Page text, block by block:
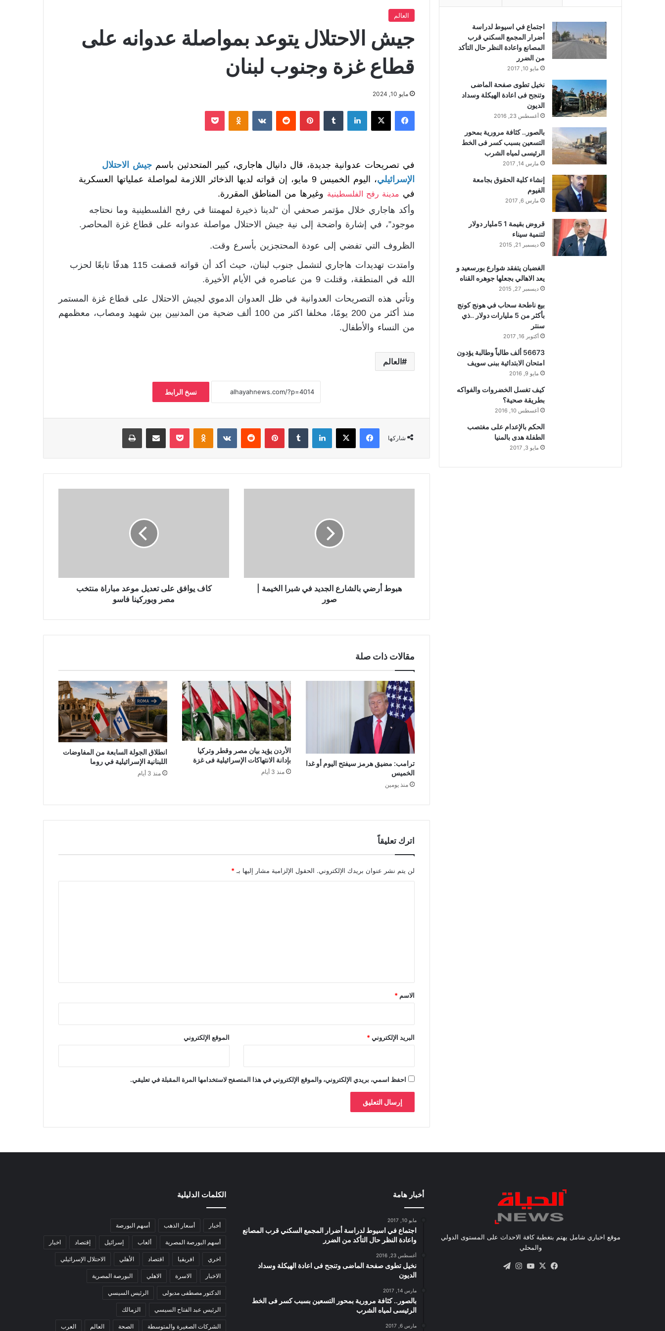
العالم
جيش الاحتلال يتوعد بمواصلة عدوانه على
قطاع غزة وجنوب لبنان
مايو 10, 2024
فيسبوك لينكدإن بينتيريست
في تصريحات عدوانية جديدة، قال دانيال هاجاري، كبير المتحدثين باسم جيش الاحتلال
الإسرائيلي
، اليوم الخميس 9 مايو، إن قواته لديها الذخائر اللازمة لمواصلة عملياتها العسكرية
في مدينة رفح الفلسطينية وغيرها من المناطق المقررة.
وأكد هاجاري خلال مؤتمر صحفي أن “لدينا ذخيرة لمهمتنا في رفح الفلسطينية وما نحتاجه
موجود”، في إشارة واضحة إلى نية جيش الاحتلال مواصلة عدوانه على قطاع غزة المحاصر.
الظروف التي تفضي إلى عودة المحتجزين بأسرع وقت.
وامتدت تهديدات هاجاري لتشمل جنوب لبنان، حيث أكد أن قواته قصفت 115 هدفًا تابعًا لحزب
الله في المنطقة، وقتلت 9 من عناصره في الأيام الأخيرة.
وتأتي هذه التصريحات العدوانية في ظل العدوان الدموي لجيش الاحتلال على قطاع غزة المستمر
منذ أكثر من 200 يومًا، مخلفا اكثر من 100 ألف ضحية من المدنيين بين شهيد ومصاب، معظمهم
من النساء والأطفال.
العالم
نسخ الرابط
شاركها
فيسبوك لينكدإن بينتيريست بوكيت
هبوط أرضي بالشارع الجديد في شبرا الخيمة |
صور
كاف يوافق على تعديل موعد مباراة منتخب
مصر وبوركينا فاسو
مقالات ذات صلة
ترامب: مضيق هرمز سيفتح اليوم أو غدا
الخميس
منذ يومين
الأردن يؤيد بيان مصر وقطر وتركيا
بإدانة الانتهاكات الإسرائيلية فى غزة
منذ 3 أيام
انطلاق الجولة السابعة من المفاوضات
اللبنانية الإسرائيلية في روما
منذ 3 أيام
اترك تعليقاً
لن يتم نشر عنوان بريدك الإلكتروني. الحقول الإلزامية مشار إليها بـ *
*
الاسم *
البريد الإلكتروني* الموقع الإلكتروني
احفظ اسمي، بريدي الإلكتروني، والموقع الإلكتروني في هذا المتصفح لاستخدامها المرة المقبلة في تعليقي.
اجتماع في اسيوط لدراسة
أضرار المجمع السكني قرب
المصانع واعادة النظر حال التأكد
من الضرر
مايو 10, 2017
نخيل تطوى صفحة الماضى
وتنجح فى اعادة الهيكلة وسداد
الديون
أغسطس 23, 2016
بالصور.. كثافة مرورية بمحور
التسعين بسبب كسر فى الخط
الرئيسى لمياه الشرب
مارس 14, 2017
إنشاء كلية الحقوق بجامعة
الفيوم
مارس 6, 2017
قروض بقيمة 1 5مليار دولار
لتنمية سيناء
ديسمبر 21, 2015
الغضبان يتفقد شوارع بورسعيد و
يعد الاهالي بجعلها جوهره القناه
ديسمبر 27, 2015
بيع ناطحة سحاب في هونج كونج
بأكثر من 5 مليارات دولار ..ذي
سنتر
أكتوبر 16, 2017
56673 ألف طالباً وطالبة يؤدون
امتحان الابتدائية ببنى سويف
مايو 9, 2016
كيف تغسل الخضروات والفواكه
بطريقة صحية؟
أغسطس 10, 2016
الحكم بالإعدام على مغتصب
الطفلة هدى بالمنيا
مايو 3, 2017
موقع اخباري شامل يهتم بتغطية كافة الاحداث على المستوى الدولي
والمحلي
فيسبوك
X يوتيوبانستقرام
أخبار هامة
مايو 10, 2017
اجتماع في اسيوط لدراسة أضرار المجمع السكني قرب المصانع
واعادة النظر حال التأكد من الضرر
أغسطس 23, 2016
نخيل تطوى صفحة الماضى وتنجح فى اعادة الهيكلة وسداد
الديون
مارس 14, 2017
بالصور.. كثافة مرورية بمحور التسعين بسبب كسر فى الخط
الرئيسى لمياه الشرب
مارس 6, 2017
الكلمات الدليلية
أخبار أسعار الذهب أسهم البورصة
أسهم البورصة المصرية ألعاب إسرائيل إقتصاد اخبار
اخري افريقيا اقتصاد الأهلي الاحتلال الإسرائيلي
الاخبار الاسرة الاهلي البورصة المصرية
الدكتور مصطفى مدبولى الرئيس السيسي
الرئيس عبد الفتاح السيسي الزمالك
الشركات الصغيرة والمتوسطة الصحة العالم العرب